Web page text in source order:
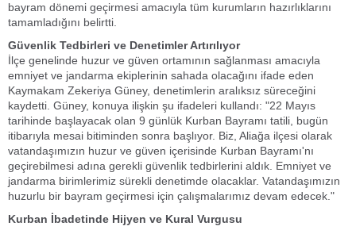
bayram dönemi geçirmesi amacıyla tüm kurumların hazırlıklarını
tamamladığını belirtti.
Güvenlik Tedbirleri ve Denetimler Artırılıyor
İlçe genelinde huzur ve güven ortamının sağlanması amacıyla
emniyet ve jandarma ekiplerinin sahada olacağını ifade eden
Kaymakam Zekeriya Güney, denetimlerin aralıksız süreceğini
kaydetti. Güney, konuya ilişkin şu ifadeleri kullandı: "22 Mayıs
tarihinde başlayacak olan 9 günlük Kurban Bayramı tatili, bugün
itibarıyla mesai bitiminden sonra başlıyor. Biz, Aliağa ilçesi olarak
vatandaşımızın huzur ve güven içerisinde Kurban Bayramı'nı
geçirebilmesi adına gerekli güvenlik tedbirlerini aldık. Emniyet ve
jandarma birimlerimiz sürekli denetimde olacaklar. Vatandaşımızın
huzurlu bir bayram geçirmesi için çalışmalarımız devam edecek."
Kurban İbadetinde Hijyen ve Kural Vurgusu